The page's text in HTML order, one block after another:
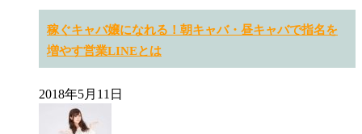
稼ぐキャバ嬢になれる！朝キャバ・昼キャバで指名を
増やす営業LINEとは
2018年5月11日